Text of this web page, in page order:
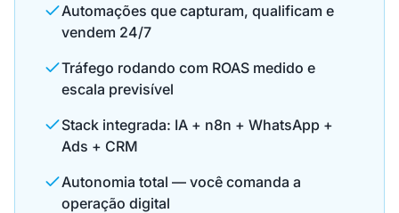
Automações que capturam, qualificam e
vendem 24/7
Tráfego rodando com ROAS medido e
escala previsível
Stack integrada: IA + n8n + WhatsApp +
Ads + CRM
Autonomia total — você comanda a
operação digital